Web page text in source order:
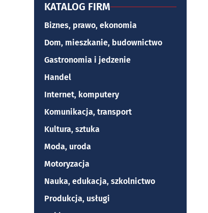
KATALOG FIRM
Biznes, prawo, ekonomia
Dom, mieszkanie, budownictwo
Gastronomia i jedzenie
Handel
Internet, komputery
Komunikacja, transport
Kultura, sztuka
Moda, uroda
Motoryzacja
Nauka, edukacja, szkolnictwo
Produkcja, usługi